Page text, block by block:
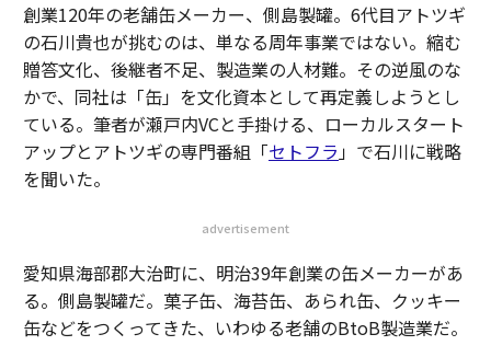
創業120年の老舗缶メーカー、側島製罐。6代目アトツギ
の石川貴也が挑むのは、単なる周年事業ではない。縮む
贈答文化、後継者不足、製造業の人材難。その逆風のな
かで、同社は「缶」を文化資本として再定義しようとし
ている。筆者が瀬戸内VCと手掛ける、ローカルスタート
アップとアトツギの専門番組「セトフラ」で石川に戦略
を聞いた。
advertisement
愛知県海部郡大治町に、明治39年創業の缶メーカーがあ
る。側島製罐だ。菓子缶、海苔缶、あられ缶、クッキー
缶などをつくってきた、いわゆる老舗のBtoB製造業だ。